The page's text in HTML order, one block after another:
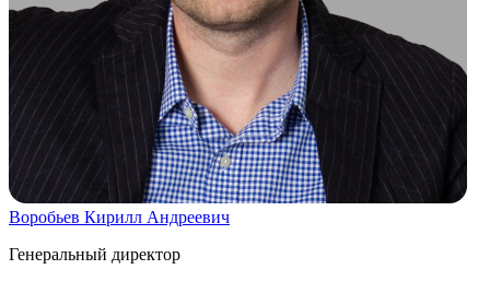
Воробьев Кирилл Андреевич
Генеральный директор